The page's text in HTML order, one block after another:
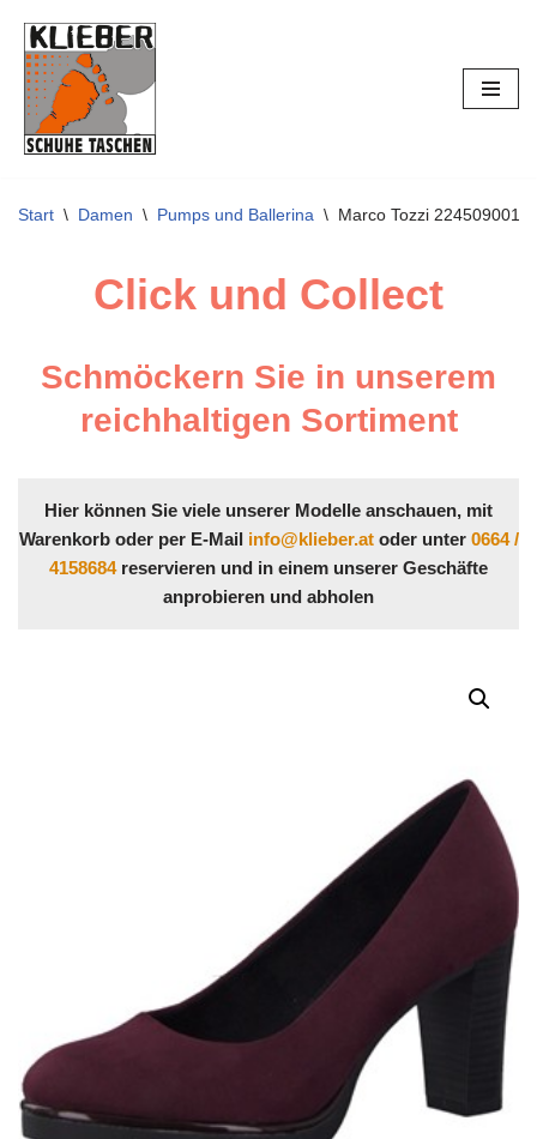
Zum
Inhalt
springen
Start \ Damen \ Pumps und Ballerina \ Marco Tozzi 224509001
Click und Collect
Schmöckern Sie in unserem
reichhaltigen Sortiment
Hier können Sie viele unserer Modelle anschauen, mit
Warenkorb oder per E-Mail info@klieber.atoder unter 0664 /
4158684reservieren und in einem unserer Geschäfte
anprobieren und abholen